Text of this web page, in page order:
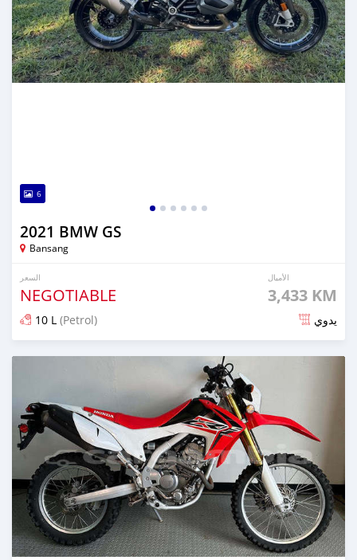
6
2021 BMW GS
Bansang
السعر
NEGOTIABLE
الأميال
3,433 KM
10 L (Petrol) يدوي
تم النشر منذ 6 أشهر مضت